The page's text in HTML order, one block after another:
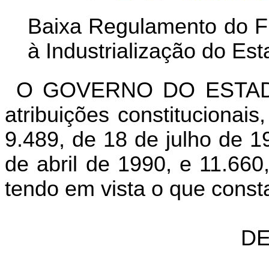
Baixa Regulamento do
à Industrialização do
O GOVERNO DO
atribuições
9.489, de 18 de julho de
de abril de 1990, e
tendo em vista o que